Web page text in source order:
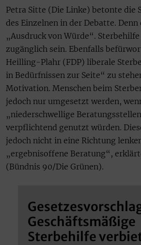
Petra Sitte (Die Linke) betonte die
des Einzelnen in der Debatte. Denn
„Ausdruck von Würde“.
zugänglich sein. Ebenfalls
Heilling-Plahr (FDP) liberale
in Bedürfnissen zur Seite“ zu
Motivation. Menschen beim
jedoch nur umgesetzt werden,
„niederschwellige
verpflichtend genutzt würden.
jedoch nicht in eine Richtung
„ergebnisoffene Beratung“,
(Bündnis 90/Die Grünen).
Geschäftsmäßige
Sterbehilfe